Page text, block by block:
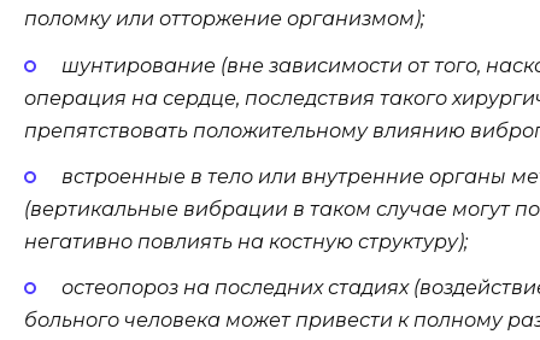
поломку или отторжение организмом);
шунтирование (вне зависимости от того,
операция на сердце, последствия такого
препятствовать положительному влиянию
встроенные в тело или внутренние органы
(вертикальные вибрации в таком случае могут
негативно повлиять на костную структуру);
остеопороз на последних стадиях
больного человека может привести к полному